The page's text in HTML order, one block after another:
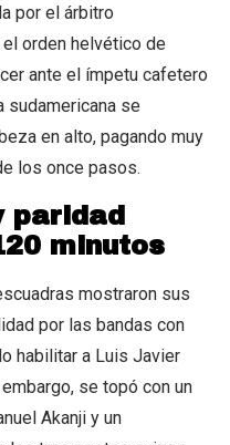
por el árbitro
orden helvético de
ante el ímpetu cafetero
sudamericana se
en alto, pagando muy
los once pasos.
minutos
mostraron sus
por las bandas con
habilitar a Luis Javier
se topó con un
Akanji y un